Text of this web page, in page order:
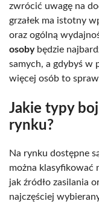
zwrócić uwagę na
grzałek ma istotny
oraz ogólną
osobybędzie
samych, a gdybyś w
więcej osób to
Jakie typy
rynku?
Na rynku dostępne
można klasyfikować
jak źródło zasilania
najczęściej